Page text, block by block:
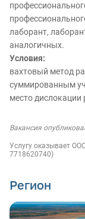
лаборант‚
аналогичных.
Условия:
вахтовый метод
суммированным
место дислокации
Вакансия
Услугу оказывает
7718620740)
Регион